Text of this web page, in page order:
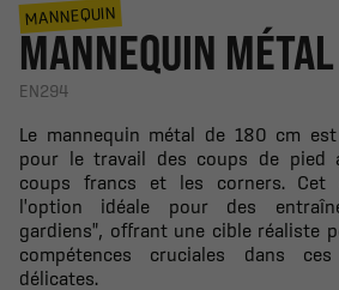
MANNEQUIN
MANNEQUIN
EN294
Le mannequin métal de 180 cm
pour le travail des coups de pied
coups francs et les corners. Cet
l'option idéale pour des
gardiens", offrant une cible réaliste
compétences cruciales dans
délicates.